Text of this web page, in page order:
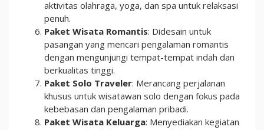
aktivitas olahraga, yoga, dan spa untuk relaksasi
penuh.
Paket Wisata Romantis: Didesain untuk
pasangan yang mencari pengalaman romantis
dengan mengunjungi tempat-tempat indah dan
berkualitas tinggi.
Paket Solo Traveler: Merancang perjalanan
khusus untuk wisatawan solo dengan fokus pada
kebebasan dan pengalaman pribadi.
Paket Wisata Keluarga: Menyediakan kegiatan